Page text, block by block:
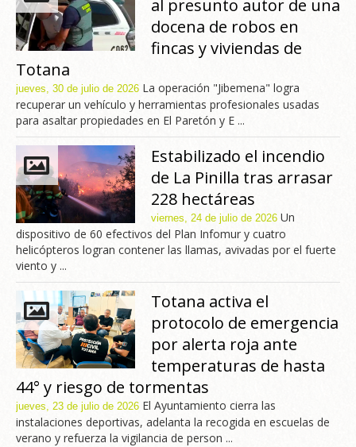
al presunto autor de una
docena de robos en
fincas y viviendas de
Totana
jueves, 30 de julio de 2026 La operación "Jibemena" logra
recuperar un vehículo y herramientas profesionales usadas
para asaltar propiedades en El Paretón y E ...
Estabilizado el incendio
de La Pinilla tras arrasar
228 hectáreas
viernes, 24 de julio de 2026 Un
dispositivo de 60 efectivos del Plan Infomur y cuatro
helicópteros logran contener las llamas, avivadas por el fuerte
viento y ...
Totana activa el
protocolo de emergencia
por alerta roja ante
temperaturas de hasta
44° y riesgo de tormentas
jueves, 23 de julio de 2026 El Ayuntamiento cierra las
instalaciones deportivas, adelanta la recogida en escuelas de
verano y refuerza la vigilancia de person ...